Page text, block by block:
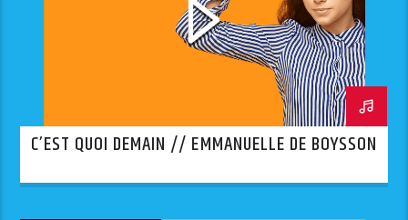
C’EST QUOI DEMAIN // EMMANUELLE DE BOYSSON